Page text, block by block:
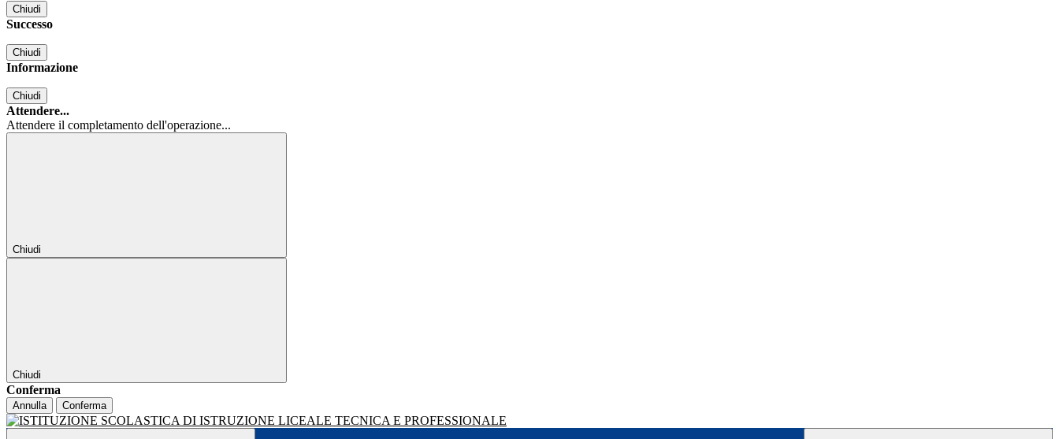
Chiudi
Successo
Chiudi
Informazione
Chiudi
Attendere...
Attendere il completamento dell'operazione...
Chiudi
Chiudi
Conferma
Annulla Conferma